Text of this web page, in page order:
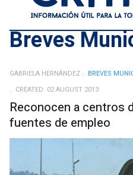
Breves
GABRIELA HERNÁNDEZ
BREVES
CREATED: 02 AUGUST 2013
Reconocen a centros
fuentes de empleo